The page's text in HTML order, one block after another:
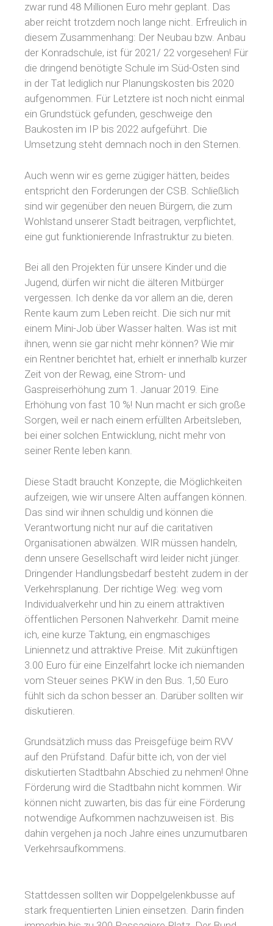
zwar rund 48 Millionen Euro mehr geplant. Das
aber reicht trotzdem noch lange nicht. Erfreulich in
diesem Zusammenhang: Der Neubau bzw. Anbau
der Konradschule, ist für 2021/ 22 vorgesehen! Für
die dringend benötigte Schule im Süd-Osten sind
in der Tat lediglich nur Planungskosten bis 2020
aufgenommen. Für Letztere ist noch nicht einmal
ein Grundstück gefunden, geschweige den
Baukosten im IP bis 2022 aufgeführt. Die
Umsetzung steht demnach noch in den Sternen.
Auch wenn wir es gerne zügiger hätten, beides
entspricht den Forderungen der CSB. Schließlich
sind wir gegenüber den neuen Bürgern, die zum
Wohlstand unserer Stadt beitragen, verpflichtet,
eine gut funktionierende Infrastruktur zu bieten.
Bei all den Projekten für unsere Kinder und die
Jugend, dürfen wir nicht die älteren Mitbürger
vergessen. Ich denke da vor allem an die, deren
Rente kaum zum Leben reicht. Die sich nur mit
einem Mini-Job über Wasser halten. Was ist mit
ihnen, wenn sie gar nicht mehr können? Wie mir
ein Rentner berichtet hat, erhielt er innerhalb kurzer
Zeit von der Rewag, eine Strom- und
Gaspreiserhöhung zum 1. Januar 2019. Eine
Erhöhung von fast 10 %! Nun macht er sich große
Sorgen, weil er nach einem erfüllten Arbeitsleben,
bei einer solchen Entwicklung, nicht mehr von
seiner Rente leben kann.
Diese Stadt braucht Konzepte, die Möglichkeiten
aufzeigen, wie wir unsere Alten auffangen können.
Das sind wir ihnen schuldig und können die
Verantwortung nicht nur auf die caritativen
Organisationen abwälzen. WIR müssen handeln,
denn unsere Gesellschaft wird leider nicht jünger.
Dringender Handlungsbedarf besteht zudem in der
Verkehrsplanung. Der richtige Weg: weg vom
Individualverkehr und hin zu einem attraktiven
öffentlichen Personen Nahverkehr. Damit meine
ich, eine kurze Taktung, ein engmaschiges
Liniennetz und attraktive Preise. Mit zukünftigen
3.00 Euro für eine Einzelfahrt locke ich niemanden
vom Steuer seines PKW in den Bus. 1,50 Euro
fühlt sich da schon besser an. Darüber sollten wir
diskutieren.
Grundsätzlich muss das Preisgefüge beim RVV
auf den Prüfstand. Dafür bitte ich, von der viel
diskutierten Stadtbahn Abschied zu nehmen! Ohne
Förderung wird die Stadtbahn nicht kommen. Wir
können nicht zuwarten, bis das für eine Förderung
notwendige Aufkommen nachzuweisen ist. Bis
dahin vergehen ja noch Jahre eines unzumutbaren
Verkehrsaufkommens.
Stattdessen sollten wir Doppelgelenkbusse auf
stark frequentierten Linien einsetzen. Darin finden